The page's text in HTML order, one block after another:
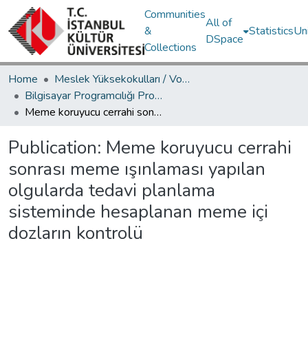
Communities
&
Collections
All of
DSpace
Statistics
Home
Meslek Yüksekokulları / Vocational Schools
Bilgisayar Programcılığı Programı / Computer Programming
Meme koruyucu cerrahi sonrası meme ışınlaması yapılan olgularda tedavi planlama sisteminde hesaplanan meme içi dozların kontrolü
Publication: Meme koruyucu cerrahi
sonrası meme ışınlaması yapılan
olgularda tedavi planlama
sisteminde hesaplanan meme içi
dozların kontrolü